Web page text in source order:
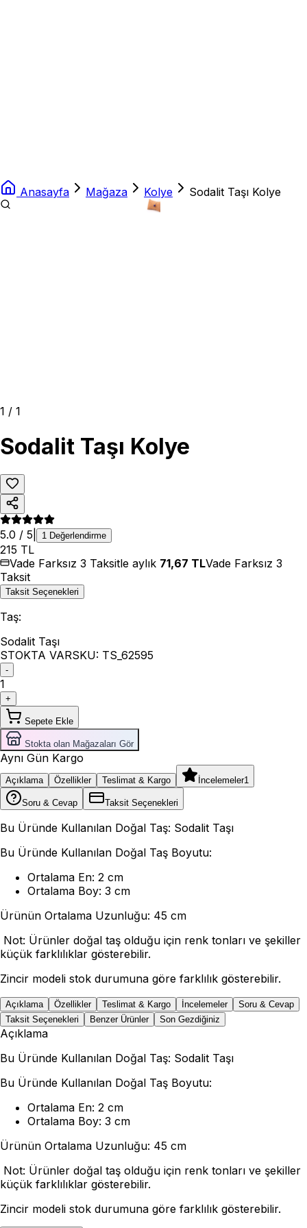
Anasayfa Mağaza Kolye Sodalit Taşı Kolye
1 / 1
Sodalit Taşı Kolye
5.0 / 5 1 Değerlendirme
215 TL
Vade Farksız 3 Taksitle aylık 71,67 TLVade Farksız 3
Taksit
Taksit Seçenekleri
Taş:
Sodalit Taşı
STOKTA VARSKU: TS_62595
-
1
+
Sepete Ekle
Stokta olan Mağazaları Gör
Aynı Gün Kargo
Açıklama Özellikler Teslimat & Kargo İncelemeler1
Soru & Cevap Taksit Seçenekleri
Bu Üründe Kullanılan Doğal Taş: Sodalit Taşı
Bu Üründe Kullanılan Doğal Taş Boyutu:
Ortalama En: 2 cm
Ortalama Boy: 3 cm
Ürünün Ortalama Uzunluğu: 45 cm
Not: Ürünler doğal taş olduğu için renk tonları ve şekiller
küçük farklılıklar gösterebilir.
Zincir modeli stok durumuna göre farklılık gösterebilir.
Açıklama Özellikler Teslimat & Kargo İncelemeler
Soru & Cevap
Taksit Seçenekleri
Benzer Ürünler Son Gezdiğiniz
Açıklama
Bu Üründe Kullanılan Doğal Taş: Sodalit Taşı
Bu Üründe Kullanılan Doğal Taş Boyutu:
Ortalama En: 2 cm
Ortalama Boy: 3 cm
Ürünün Ortalama Uzunluğu: 45 cm
Not: Ürünler doğal taş olduğu için renk tonları ve şekiller
küçük farklılıklar gösterebilir.
Zincir modeli stok durumuna göre farklılık gösterebilir.